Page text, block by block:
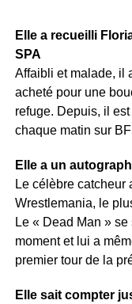
Elle a recueilli
SPA
Affaibli et malade, il
acheté pour une
refuge. Depuis, il
chaque matin sur
Elle a un
Le célèbre catcheur
Wrestlemania, le
Le « Dead Man »
moment et lui a
premier tour de la
Elle sait compter